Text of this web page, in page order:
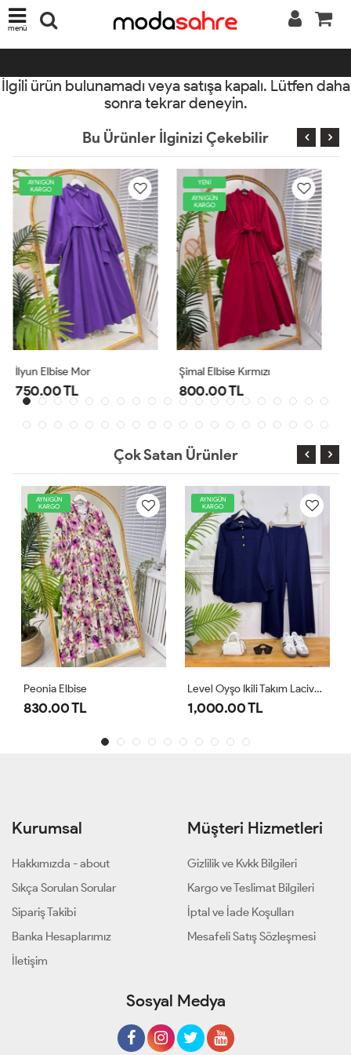
menü
İlgili ürün bulunamadı veya satışa kapalı. Lütfen daha
sonra tekrar deneyin.
Bu Ürünler İlginizi Çekebilir
YENİ
AYNIGÜN
KARGO
Şimal Elbise Kırmızı
800.00 TL
AYNIGÜN
KARGO
1,000.00 TL
Çok Satan Ürünler
AYNIGÜN
KARGO
1,000.00 TL
AYNIGÜN
KARGO
Zeren Elbise Pudra
800.00 TL
Kurumsal
Hakkımızda - about
Sıkça Sorulan Sorular
Sipariş Takibi
Banka Hesaplarımız
İletişim
Müşteri Hizmetleri
Gizlilik ve Kvkk Bilgileri
Kargo ve Teslimat Bilgileri
İptal ve İade Koşulları
Mesafeli Satış Sözleşmesi
Sosyal Medya